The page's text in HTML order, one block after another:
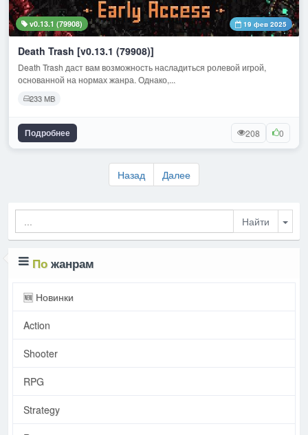
v0.13.1 (79908) 19 фев 2025
Death Trash [v0.13.1 (79908)]
Death Trash даст вам возможность насладиться ролевой игрой,
основанной на нормах жанра. Однако,...
233 MB
Подробнее 208 0
Назад Далее
По жанрам
🆕 Новинки
Action
Shooter
RPG
Strategy